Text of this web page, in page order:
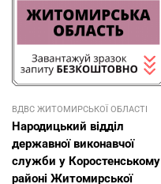
ВДВС ЖИТОМИРСЬКОЇ ОБЛАСТІ
Народицький відділ
державної виконавчої
служби у Коростенському
районі Житомирської